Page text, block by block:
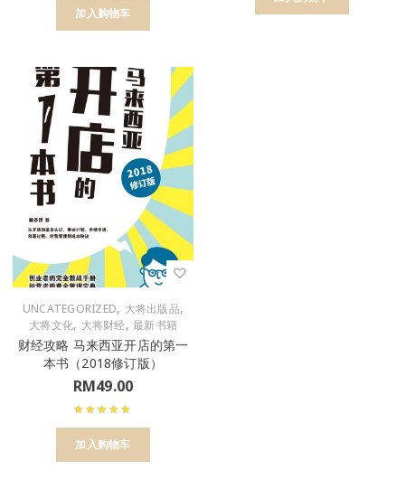
加入购物车
UNCATEGORIZED, 大将出版品,
大将文化, 大将财经, 最新书籍
财经攻略 马来西亚开店的第一
本书（2018修订版）
RM49.00
加入购物车